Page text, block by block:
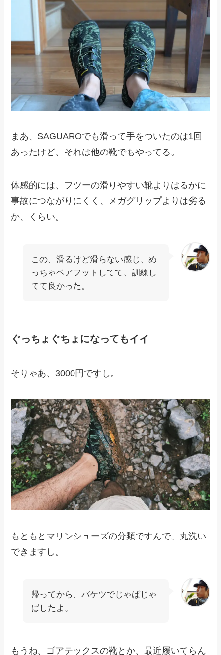
まあ、SAGUAROでも滑って手をついたのは1回
あったけど、それは他の靴でもやってる。
体感的には、フツーの滑りやすい靴よりはるかに
事故につながりにくく、メガグリップよりは劣る
か、くらい。
この、滑るけど滑らない感じ、め
っちゃベアフットしてて、訓練し
てて良かった。
ぐっちょぐちょになってもイイ
そりゃあ、3000円ですし。
もともとマリンシューズの分類ですんで、丸洗い
できますし。
帰ってから、バケツでじゃばじゃ
ばしたよ。
もうね、ゴアテックスの靴とか、最近履いてらん